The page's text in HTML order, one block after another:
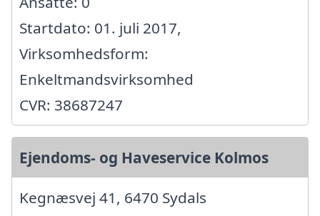
Startdato: 01. juli 2017,
Virksomhedsform:
Enkeltmandsvirksomhed
CVR: 38687247
Ejendoms- og Haveservice Kolmos
Kegnæsvej 41, 6470 Sydals